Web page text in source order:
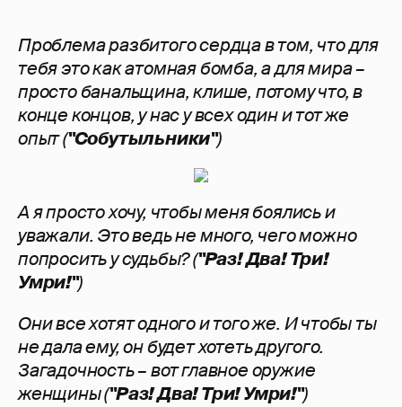
Проблема разбитого сердца в том, что для
тебя это как атомная бомба, а для мира –
просто банальщина, клише, потому что, в
конце концов, у нас у всех один и тот же
опыт ("Собутыльники")
А я просто хочу, чтобы меня боялись и
уважали. Это ведь не много, чего можно
попросить у судьбы? ("Раз! Два! Три!
Умри!")
Они все хотят одного и того же. И чтобы ты
не дала ему, он будет хотеть другого.
Загадочность – вот главное оружие
женщины ("Раз! Два! Три! Умри!")